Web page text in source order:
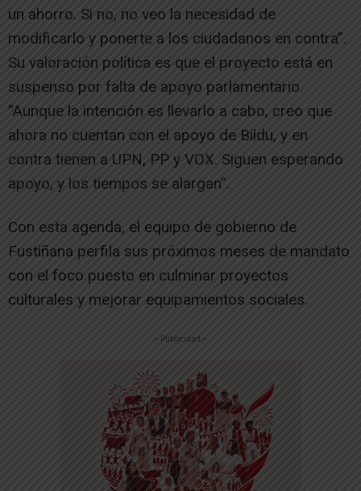
un ahorro. Si no, no veo la necesidad de
modificarlo y ponerte a los ciudadanos en contra”.
Su valoración política es que el proyecto está en
suspenso por falta de apoyo parlamentario.
“Aunque la intención es llevarlo a cabo, creo que
ahora no cuentan con el apoyo de Bildu, y en
contra tienen a UPN, PP y VOX. Siguen esperando
apoyo, y los tiempos se alargan”.
Con esta agenda, el equipo de gobierno de
Fustiñana perfila sus próximos meses de mandato
con el foco puesto en culminar proyectos
culturales y mejorar equipamientos sociales.
-- Publicidad --